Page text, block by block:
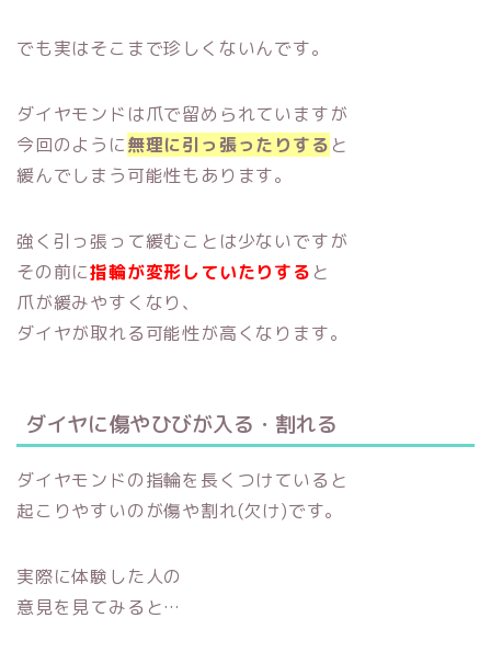
でも実はそこまで珍しくないんです。
ダイヤモンドは爪で留められていますが
今回のように無理に引っ張ったりする と
緩んでしまう可能性もあります。
強く引っ張って緩むことは少ないですが
その前に指輪が変形していたりする と
爪が緩みやすくなり、
ダイヤが取れる可能性が高くなります。
ダイヤに傷やひびが入る・割れる
ダイヤモンドの指輪を長くつけていると
起こりやすいのが傷や割れ(欠け)です。
実際に体験した人の
意見を見てみると…